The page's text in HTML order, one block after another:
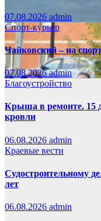
07.08.2026 admin
Спорт-курьер
Чайковский – на
07.08.2026admin
Благоустройство
Крыша в ремонте. 15
кровли
06.08.2026 admin
Краевые вести
Судостроительному
лет
06.08.2026 admin